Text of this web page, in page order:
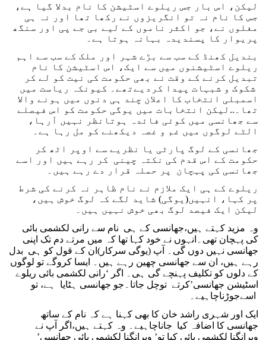
لیکن، اس بار جس ریلوے اسٹیشن کا نام بدلا گیا ہے،
جس کا نام نہ تو انگریزوں نے رکھا تھا اور نہ ہی
مغلوں نے، جو اکثر ناموں کے لیے بی جے پی اور سنگھ
پریوار کا پسندیدہ بہانہ ہوتا ہے۔
بندیل کھنڈ کے سب سے بڑے شہر اور ملک کے سب سے اہم
ریلوے اسٹیشنوں میں سے ایک، اس اسٹیشن کا نام
تبدیل کرنے کے وقت نے بھی حکومت کی نیت کو لے کر
شکوک و شبہات پیدا کردیےتھے۔ کیونکہ ریاست میں
اسمبلی انتخاب کا اعلان چند ہی دنوں میں ہونے والا
تھا۔..لیکن انتخابات میں یوگی حکومت کو اس فیصلے
سے جھانسی میں کوئی فائدہ ہوتانظر نہیں آرہا،
الٹے لوگوں میں غم و غصہ دیکھنے کو مل رہا ہے۔
جھانسی کے لوگ پارٹی یا نظریے سے اوپر اٹھ کر
حکومت کے اس قدم کی نکتہ چینی کر رہے ہیں اور اسے
جھانسی کی پہچان پر حملہ قرار دے رہے ہیں۔
ریلوے کے ہی ایک ملازم نے نام ظاہر نہ کرنے کی شرط
پر کہا، انہیں(یوگی) شاید لگے کہ لوگ خوش ہیں،
لیکن ایک فیصد لوگ بھی خوش نہیں ہیں۔
وہ مزید کہتے ہیں،جھانسی کے ہی نام سے رانی لکشمی بائی
کی پہچان تھی۔انہوں نے خود کہا تھا کہ میں مرتے دم تک اپنی
جھانسی نہیں دوں گی۔ آپ (یوگی سرکار)ان کے قول کو ہی بدل
رہے ہیں، ان سے جھانسی چھین رہے ہیں۔ ایسا کروگے تو لوگوں
کے دلوں کو تکلیف پہنچے گی ہی۔ اگر ‘رانی لکشمی بائی ریلوے
اسٹیشن جھانسی’کرتے توچل جاتا۔جو جھانسی ہٹایا ہے، تو
اسےجوڑناچاہیے۔
ایک اور شہری راشد خان کا بھی کہنا ہے کہ نام کے ساتھ
جھانسی کا اضافہ کیا جاناچاہیے۔ وہ کہتے ہیں،اگر آپ نے
ویرانگنا لکشمی بائی کیا تو’ ویرانگنا لکشمی بائی جھانسی’